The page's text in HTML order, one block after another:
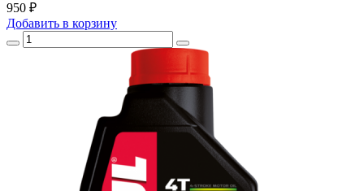
950 ₽
Добавить в корзину